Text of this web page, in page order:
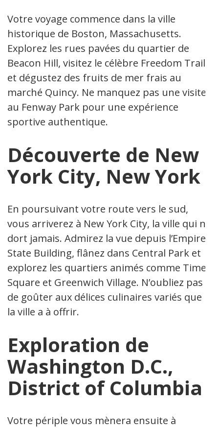
Votre voyage commence dans la ville
historique de Boston, Massachusetts.
Explorez les rues pavées du quartier de
Beacon Hill, visitez le célèbre Freedom Trail
et dégustez des fruits de mer frais au
marché Quincy. Ne manquez pas une visite
au Fenway Park pour une expérience
sportive authentique.
Découverte de New
York City, New York
En poursuivant votre route vers le sud,
vous arriverez à New York City, la ville qui ne
dort jamais. Admirez la vue depuis l’Empire
State Building, flânez dans Central Park et
explorez les quartiers animés comme Times
Square et Greenwich Village. N’oubliez pas
de goûter aux délices culinaires variés que
la ville a à offrir.
Exploration de
Washington D.C.,
District of Columbia
Votre périple vous mènera ensuite à